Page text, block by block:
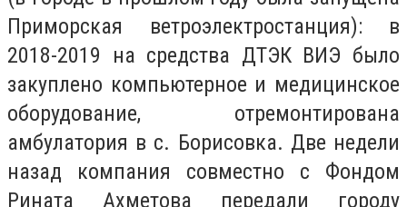
Приморская ветроэлектростанция): в
2018-2019 на средства ДТЭК ВИЭ было
закуплено компьютерное и медицинское
оборудование, отремонтирована
амбулатория в с. Борисовка. Две недели
назад компания совместно с Фондом
Рината Ахметова передали городу